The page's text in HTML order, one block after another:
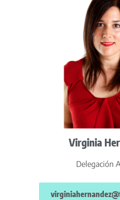
Virginia
Delegación